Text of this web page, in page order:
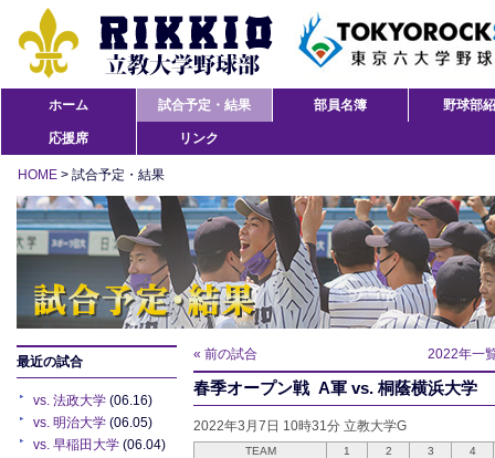
ホーム 試合予定・結果 部員名簿 野球部
応援席 リンク
HOME > 試合予定・結果
最近の試合
vs. 法政大学 (06.16)
vs. 明治大学 (06.05)
vs. 早稲田大学 (06.04)
« 前の試合 2022年一
春季オープン戦 A軍 vs. 桐蔭横浜大学
2022年3月7日 10時31分 立教大学G
TEAM 1 2 3 4